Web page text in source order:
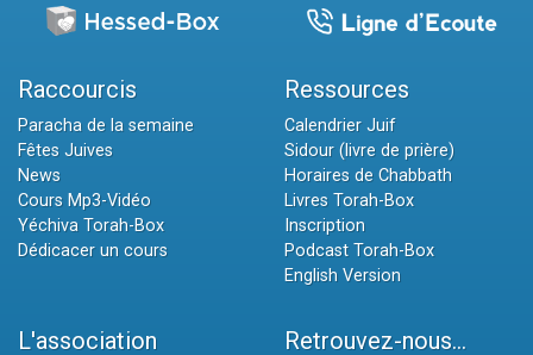
Raccourcis
Paracha de la semaine
Fêtes Juives
News
Cours Mp3-Vidéo
Yéchiva Torah-Box
Dédicacer un cours
Ressources
Calendrier Juif
Sidour (livre de prière)
Horaires de Chabbath
Livres Torah-Box
Inscription
Podcast Torah-Box
English Version
L'association Retrouvez-nous...